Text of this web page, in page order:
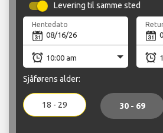
Levering til samme sted
Hentedato
Sjåførens alder:
18 - 29 30 - 69